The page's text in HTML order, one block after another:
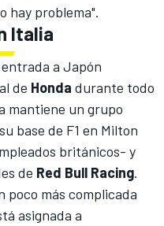
hay problema".
Italia
a Japón
de Honda durante todo
mantiene un grupo
base de F1 en Milton
británicos- y
de Red Bull Racing.
poco más complicada
asignada a